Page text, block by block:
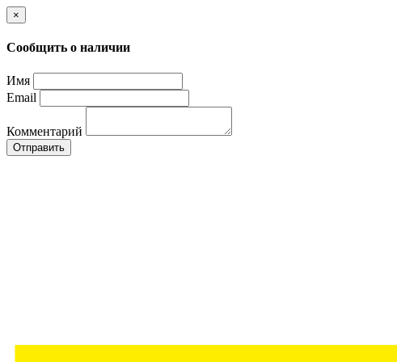
×
Сообщить о наличии
Имя
Email
Комментарий
Отправить